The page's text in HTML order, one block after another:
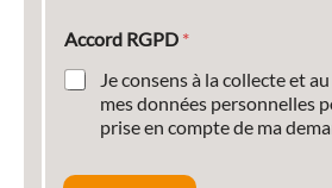
Accord RGPD *
Je consens à la collecte et
mes données personnelles
prise en compte de ma